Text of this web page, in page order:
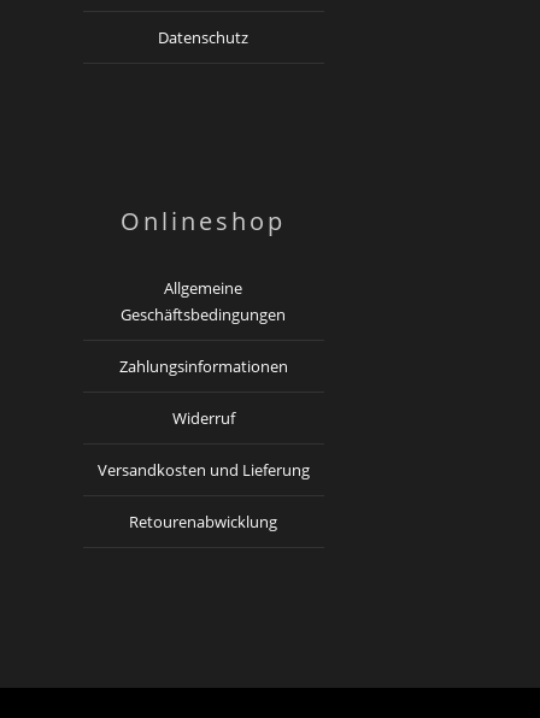
Datenschutz
Onlineshop
Allgemeine
Geschäftsbedingungen
Zahlungsinformationen
Widerruf
Versandkosten und Lieferung
Retourenabwicklung